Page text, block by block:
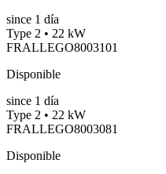
since 1 día
Type 2 • 22 kW
FRALLEGO8003101
Disponible
since 1 día
Type 2 • 22 kW
FRALLEGO8003081
Disponible